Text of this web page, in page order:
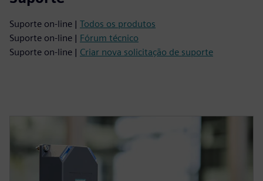
Suporte on-line | Todos os produtos
Suporte on-line | Fórum técnico
Suporte on-line | Criar nova solicitação de suporte